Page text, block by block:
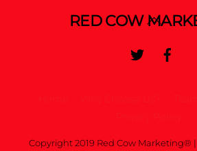
Back
Top
RED COW
Twitter
Copyright 2019 Red Cow Marketing®